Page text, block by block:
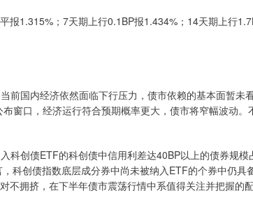
1.315%；7天期上行0.1BP报1.434%；14天期上行
国内经济依然面临下行压力，债市依赖的基本面暂未
窗口，经济运行符合预期概率更大，债市将窄幅波动。
创债ETF的科创债中信用利差达40BP以上的债券规模
科创债指数底层成分券中尚未被纳入ETF的个券中仍具
拥挤，在下半年债市震荡行情中系值得关注并把握的配